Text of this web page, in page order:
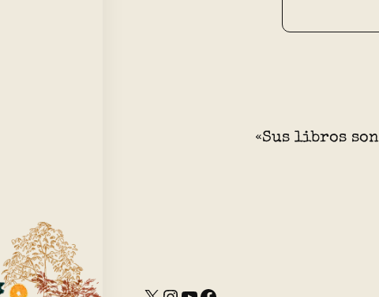
«Sus libros